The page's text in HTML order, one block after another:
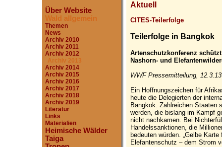
Über Website
Wald allgemein
Themen
News
Archiv 2010
Archiv 2011
Archiv 2012
Archiv 2013
Archiv 2014
Archiv 2015
Archiv 2016
Archiv 2017
Archiv 2018
Archiv 2019
Literatur
Links
Materialien
Heimische Wälder
Taiga
Aktuell
CITES-Teilerfolge
Teilerfolge in Bangkok
Artenschutzkonferenz
Nashorn- und
WWF Pressemitteilung, 12.3.13
Ein Hoffnungszeichen für
heute die Delegierten der
Bangkok. Zahlreichen Staaten
werden, die bislang im Kampf
nicht nachkamen. Bei
Handelssanktionen, die
bedeuten würden. „Gelbe
Elefantenschutz – dem Strom